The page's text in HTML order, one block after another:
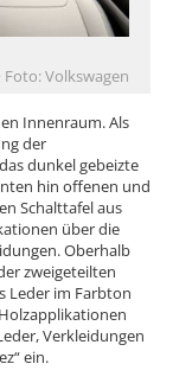
Volkswagen
Innenraum. Als
der
dunkel gebeizte
hin offenen und
Schalttafel aus
über die
Oberhalb
zweigeteilten
Leder im Farbton
Verkleidungen
ein.